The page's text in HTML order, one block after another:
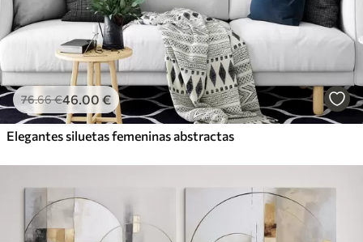
76.66€46.00 €
Elegantes siluetas femeninas abstractas